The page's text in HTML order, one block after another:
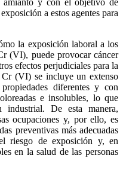
amianto y con el objetivo de
a estos agentes para
la exposición laboral a los
(VI), puede provocar cáncer
efectos perjudiciales para la
Cr (VI) se incluye un extenso
diferentes y con
e insolubles, lo que
industrial. De esta manera,
ocupaciones y, por ello, es
preventivas más adecuadas
riesgo de exposición y, en
en la salud de las personas